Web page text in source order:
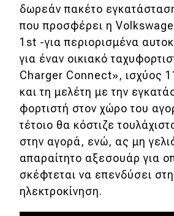
δωρεάν πακέτο
που προσφέρει η
1st -για περιορισμένα
για έναν οικιακό
Charger Connect», ισχύος
και τη μελέτη με την
φορτιστή στον χώρο του
τέτοιο θα κόστιζε
στην αγορά, ενώ, ας μη
απαραίτητο αξεσουάρ για
σκέφτεται να επενδύσει
ηλεκτροκίνηση.